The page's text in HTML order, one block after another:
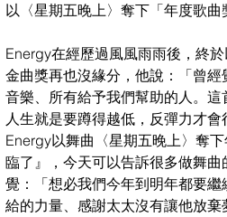
以〈星期五晚上〉奪下「年度歌
Energy在經歷過風風雨雨後，終
金曲獎再也沒緣分，他說：「曾
音樂、所有給予我們幫助的人。
人生就是要蹲得越低，反彈力才
Energy以舞曲〈星期五晚上〉奪
臨了』，今天可以告訴很多做舞
覺：「想必我們今年到明年都要
給的力量、感謝太太沒有讓他放